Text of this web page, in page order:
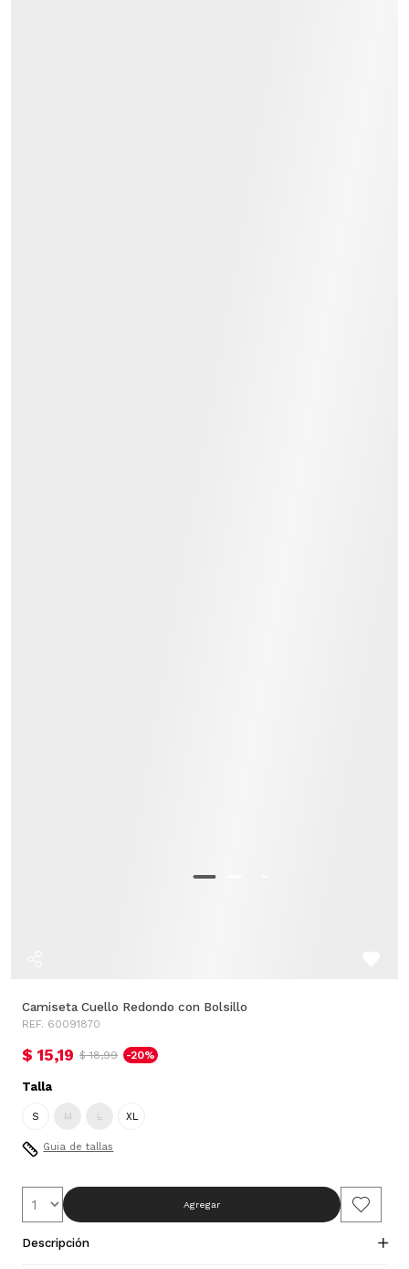
Camiseta Cuello Redondo con Bolsillo
REF. 60091870
$ 15,19 $ 18,99 -20%
Talla
S M L XL
Guia de tallas
Agregar
Descripción